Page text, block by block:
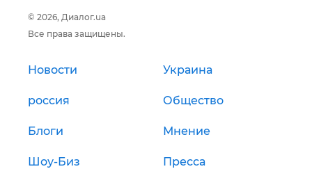
© 2026, Диалог.ua
Все права защищены.
Новости Украина
россия Общество
Блоги Мнение
Шоу-Биз Пресса